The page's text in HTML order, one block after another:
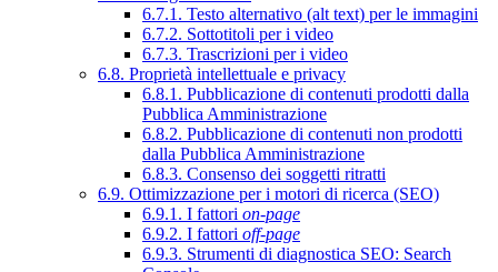
6.7.1. Testo alternativo (alt text) per le immagini
6.7.2. Sottotitoli per i video
6.7.3. Trascrizioni per i video
6.8. Proprietà intellettuale e privacy
6.8.1. Pubblicazione di contenuti prodotti dalla
Pubblica Amministrazione
6.8.2. Pubblicazione di contenuti non prodotti
dalla Pubblica Amministrazione
6.8.3. Consenso dei soggetti ritratti
6.9. Ottimizzazione per i motori di ricerca (SEO)
6.9.1. I fattori on-page
6.9.2. I fattori off-page
6.9.3. Strumenti di diagnostica SEO: Search